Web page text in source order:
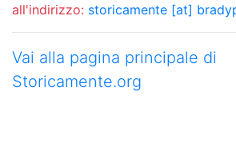
all'indirizzo: storicamente [at]
Vai alla pagina principale di
Storicamente.org